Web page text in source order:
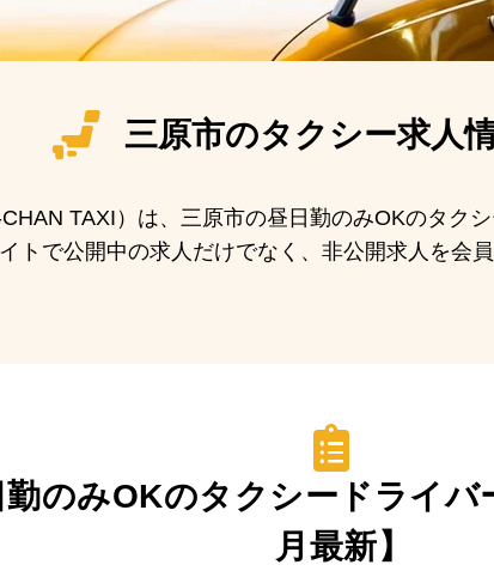
三原市のタクシー求人
TAXI）は、三原市の昼日勤のみOKのタク
トで公開中の求人だけでなく、非公開求人を会
のみOKのタクシードライ
月最新】